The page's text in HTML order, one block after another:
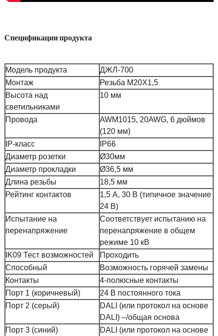
Спецификации продукта
Модель продукта
ДЖЛ-700
Монтаж
Резьба М20Х1,5
Высота над
светильниками
10 мм
Провода
AWM1015, 20AWG, 6 дюймов
(120 мм)
IP-класс
IP66
Диаметр розетки
Ø30мм
Диаметр прокладки
Ø36,5 мм
Длина резьбы
18,5 мм
Рейтинг контактов
1,5 А, 30 В (типичное значение
24 В)
Испытание на
перенапряжение
Соответствует испытанию на
перенапряжение в общем
режиме 10 кВ
IK09 Тест возможностей
Проходить
Способный
Возможность горячей замены
Контакты
4-полюсные контакты
Порт 1 (коричневый)
24 В постоянного тока
Порт 2 (серый)
DALI (или протокол на основе
DALI) –/общая основа
Порт 3 (синий)
DALI (или протокол на основе